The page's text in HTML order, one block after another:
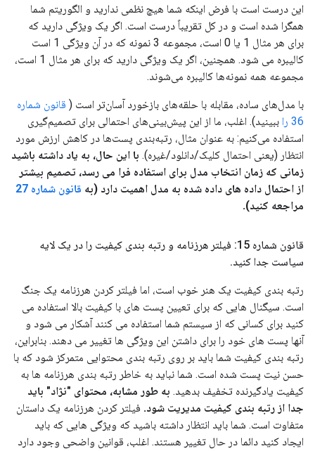
این درست است با فرض اینکه شما هیچ نظمی ندارید و الگوریتم شما
همگرا شده است و در کل تقریباً درست است. اگر یک ویژگی دارید که
برای هر مثال 1 یا 0 است، مجموعه 3 نمونه که در آن ویژگی 1 است
کالیبره می شود. همچنین، اگر یک ویژگی دارید که برای هر مثال 1 است،
مجموعه همه نمونه‌ها کالیبره می‌شوند.
با مدل‌های ساده، مقابله با حلقه‌های بازخورد آسان‌تر است ( قانون شماره
36 را
ببینید). اغلب، ما از این پیش‌بینی‌های احتمالی برای تصمیم‌گیری
استفاده می‌کنیم: به عنوان مثال، رتبه‌بندی پست‌ها در کاهش ارزش مورد
انتظار (یعنی احتمال کلیک/دانلود/غیره). با این حال، به یاد داشته باشید
زمانی که زمان انتخاب مدل برای استفاده فرا می رسد، تصمیم بیشتر
از احتمال داده های داده شده به مدل اهمیت دارد (به قانون شماره 27
مراجعه کنید).
قانون شماره 15: فیلتر هرزنامه و رتبه بندی کیفیت را در یک لایه
سیاست جدا کنید.
رتبه بندی کیفیت یک هنر خوب است، اما فیلتر کردن هرزنامه یک جنگ
است. سیگنال هایی که برای تعیین پست های با کیفیت بالا استفاده می
کنید برای کسانی که از سیستم شما استفاده می کنند آشکار می شود و
آنها پست های خود را برای داشتن این ویژگی ها تغییر می دهند. بنابراین،
رتبه بندی کیفیت شما باید بر روی رتبه بندی محتوایی متمرکز شود که با
حسن نیت پست شده است. شما نباید به خاطر رتبه بندی هرزنامه ها به
کیفیت یادگیرنده تخفیف بدهید. به طور مشابه، محتوای "نژاد" باید
جدا از رتبه بندی کیفیت مدیریت شود. فیلتر کردن هرزنامه یک داستان
متفاوت است. شما باید انتظار داشته باشید که ویژگی هایی که باید
ایجاد کنید دائما در حال تغییر هستند. اغلب، قوانین واضحی وجود دارد